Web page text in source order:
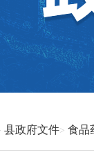
县政府文件 食品